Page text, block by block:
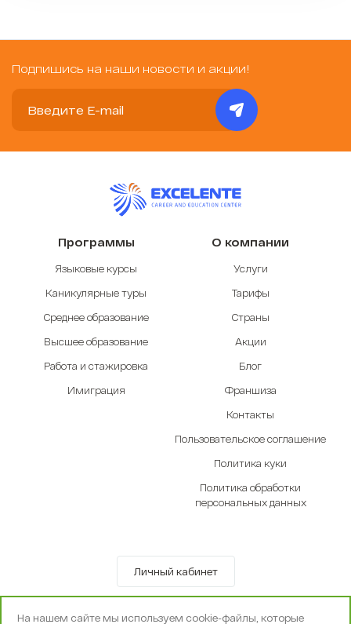
Подпишись на наши новости и акции!
Программы
Языковые курсы
Каникулярные туры
Среднее образование
Высшее образование
Работа и стажировка
Имиграция
О компании
Услуги
Тарифы
Страны
Акции
Блог
Франшиза
Контакты
Пользовательское соглашение
Политика куки
Политика обработки
персональных данных
Личный кабинет
© OOO «Экселенте» 2010-2026 г.
На нашем сайте мы используем cookie-файлы, которые